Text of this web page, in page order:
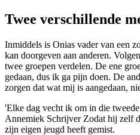
Twee verschillende
Inmiddels is Onias vader van een
kan doorgeven aan anderen.
twee groepen verdelen. De ene
gedaan, dus ik ga pijn doen. De
zorgen dat wat mij is aangedaan,
'Elke dag vecht ik om in die
Annemiek Schrijver Zodat hij zelf
zijn eigen jeugd heeft gemist.